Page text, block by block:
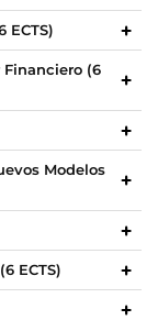
ECTS)
(6
Modelos
ECTS)